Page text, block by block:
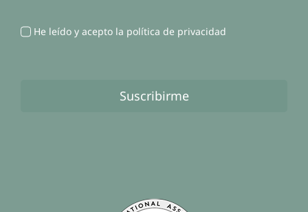
He leído y acepto la política de privacidad
Suscribirme